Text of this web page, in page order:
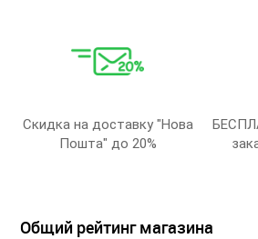
Скидка на доставку "Нова
Пошта" до 20%
Общий рейтинг магазина